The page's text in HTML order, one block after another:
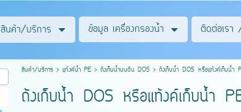
สินค้า/บริการ ข้อมูล เครื่องกรองน้ำ ติดต่อเรา
สินค้า/บริการ> แท้งค์น้ำ PE> ถังเก็บน้ำบนดิน DOS> ถังเก็บน้ำ DOS หรือแท้งค์เก็บน้
ถังเก็บน้ำ DOS หรือแท้งค์เก็บน้ำ